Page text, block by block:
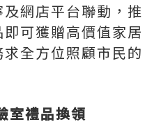
網店平台聯動，推
可獲贈高價值家居
全方位照顧市民的
室禮品換領